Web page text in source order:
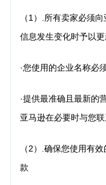
（1）.所有卖家必须
信息发生变化时予以
·您使用的企业名称必
·提供最准确且最新的
亚马逊在必要时与您联
（2）.确保您使用有
款